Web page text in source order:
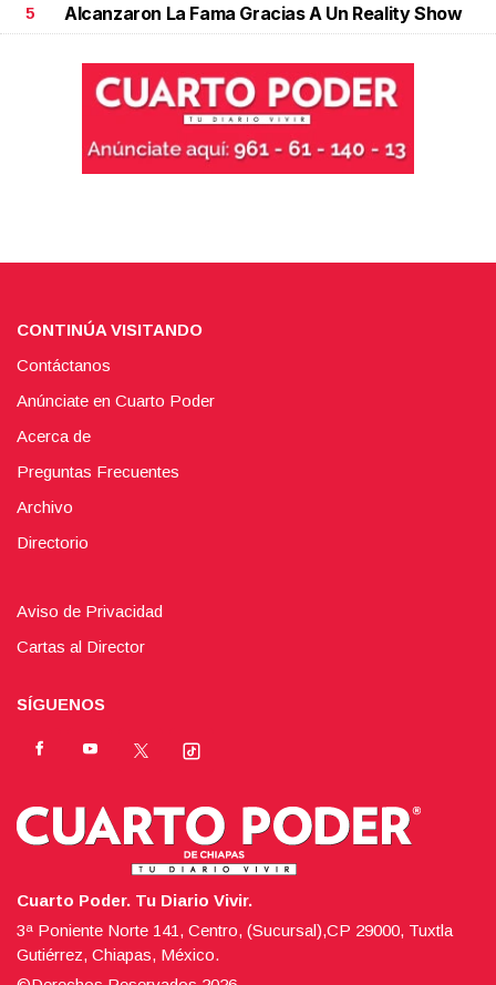
5 Alcanzaron La Fama Gracias A Un Reality Show
CONTINÚA VISITANDO
Contáctanos
Anúnciate en Cuarto Poder
Acerca de
Preguntas Frecuentes
Archivo
Directorio
Aviso de Privacidad
Cartas al Director
SÍGUENOS
Cuarto Poder. Tu Diario Vivir.
3ª Poniente Norte 141, Centro, (Sucursal),CP 29000, Tuxtla
Gutiérrez, Chiapas, México.